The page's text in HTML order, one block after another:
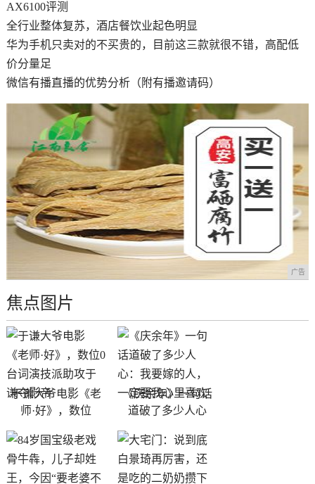
AX6100评测
全行业整体复苏，酒店餐饮业起色明显
华为手机只卖对的不买贵的，目前这三款就很不错，高配低
价分量足
微信有播直播的优势分析（附有播邀请码）
广告
焦点图片
于谦大爷电影《老
师·好》，数位
《庆余年》一句话
道破了多少人心